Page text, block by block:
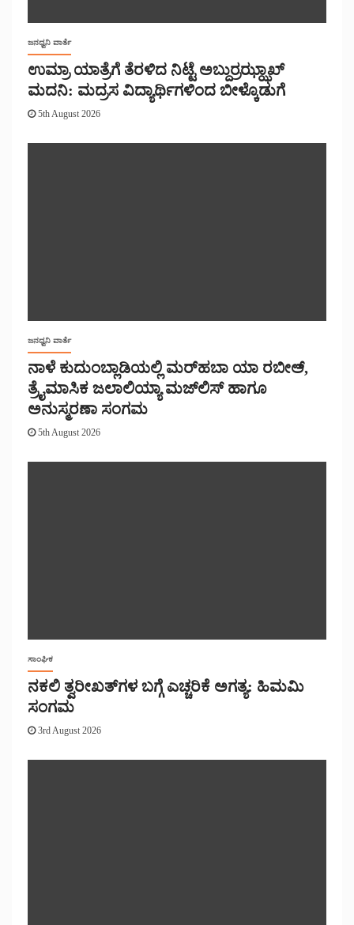
ಜನಧ್ವನಿ ವಾರ್ತೆ
ಉಮ್ರಾ ಯಾತ್ರೆಗೆ ತೆರಳಿದ ನಿಟ್ಟೆ ಅಬ್ದುರ್ರಝ್ಝಾಖ್
ಮದನಿ: ಮದ್ರಸ ವಿದ್ಯಾರ್ಥಿಗಳಿಂದ ಬೀಳ್ಕೊಡುಗೆ
5th August 2026
ಜನಧ್ವನಿ ವಾರ್ತೆ
ನಾಳೆ ಕುದುಂಬ್ಲಾಡಿಯಲ್ಲಿ ಮರ್‌‌ಹಬಾ ಯಾ ರಬೀಅ್,
ತ್ರೈಮಾಸಿಕ ಜಲಾಲಿಯ್ಯಾ ಮಜ್‌‌ಲಿಸ್‌‌ ಹಾಗೂ
ಅನುಸ್ಮರಣಾ ಸಂಗಮ
5th August 2026
ಸಾಂಘಿಕ
ನಕಲಿ ತ್ವರೀಖತ್‌ಗಳ ಬಗ್ಗೆ ಎಚ್ಚರಿಕೆ ಅಗತ್ಯ: ಹಿಮಮಿ
ಸಂಗಮ
3rd August 2026